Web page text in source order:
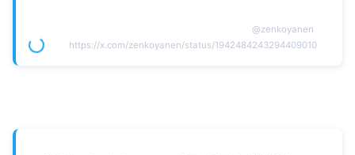
@zenkoyanen
https://x.com/zenkoyanen/status/1942484243294409010